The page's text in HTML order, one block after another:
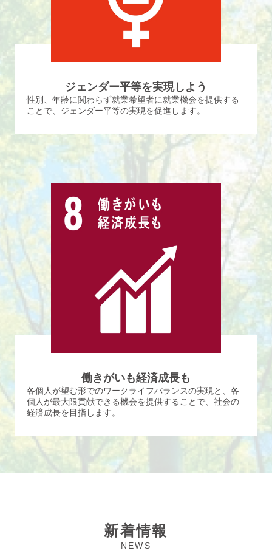
ジェンダー平等を実現しよう
性別、年齢に関わらず就業希望者に就業機会を提供する
ことで、ジェンダー平等の実現を促進します。
働きがいも経済成長も
各個人が望む形でのワークライフバランスの実現と、各
個人が最大限貢献できる機会を提供することで、社会の
経済成長を目指します。
新着情報
NEWS